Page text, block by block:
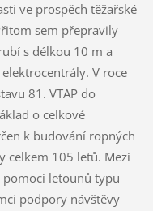
ve prospěch těžařské
sem přepravily
s délkou 10 m a
V roce
81. VTAP do
o celkové
k budování ropných
celkem 105 letů. Mezi
pomoci letounů typu
podpory návštěvy